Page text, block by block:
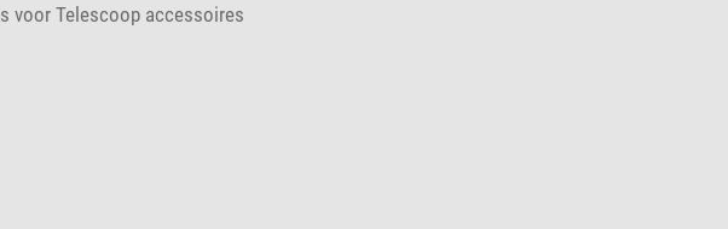
voor Telescoop accessoires